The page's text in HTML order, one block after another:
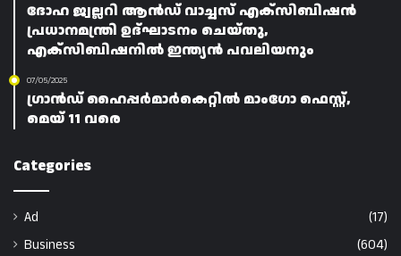
ദോഹ ജ്വല്ലറി ആൻഡ് വാച്ചസ് എക്‌സിബിഷൻ
പ്രധാനമന്ത്രി ഉദ്ഘാടനം ചെയ്‌തു,
എക്‌സിബിഷനിൽ ഇന്ത്യൻ പവലിയനും
07/05/2025
ഗ്രാൻഡ് ഹൈപ്പർമാർകെറ്റിൽ മാംഗോ ഫെസ്റ്റ്,
മെയ് 11 വരെ
Categories
Ad
(17)
Business
(604)